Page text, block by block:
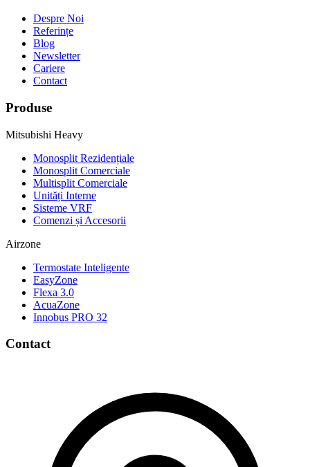
Despre Noi
Referințe
Blog
Newsletter
Cariere
Contact
Produse
Mitsubishi Heavy
Monosplit Rezidențiale
Monosplit Comerciale
Multisplit Comerciale
Unități Interne
Sisteme VRF
Comenzi și Accesorii
Airzone
Termostate Inteligente
EasyZone
Flexa 3.0
AcuaZone
Innobus PRO 32
Contact